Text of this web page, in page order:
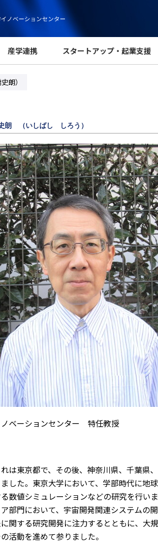
産学連携 スタートアップ・起業支援
朗）
朗 （いしばし しろう）
ベーションセンター 特任教授
東京都で、その後、神奈川県、千葉県
した。東京大学において、学部時代に地
数値シミュレーションなどの研究を行い
部門において、宇宙開発関連システムの
関する研究開発に注力するとともに、大
活動を進めて参りました。